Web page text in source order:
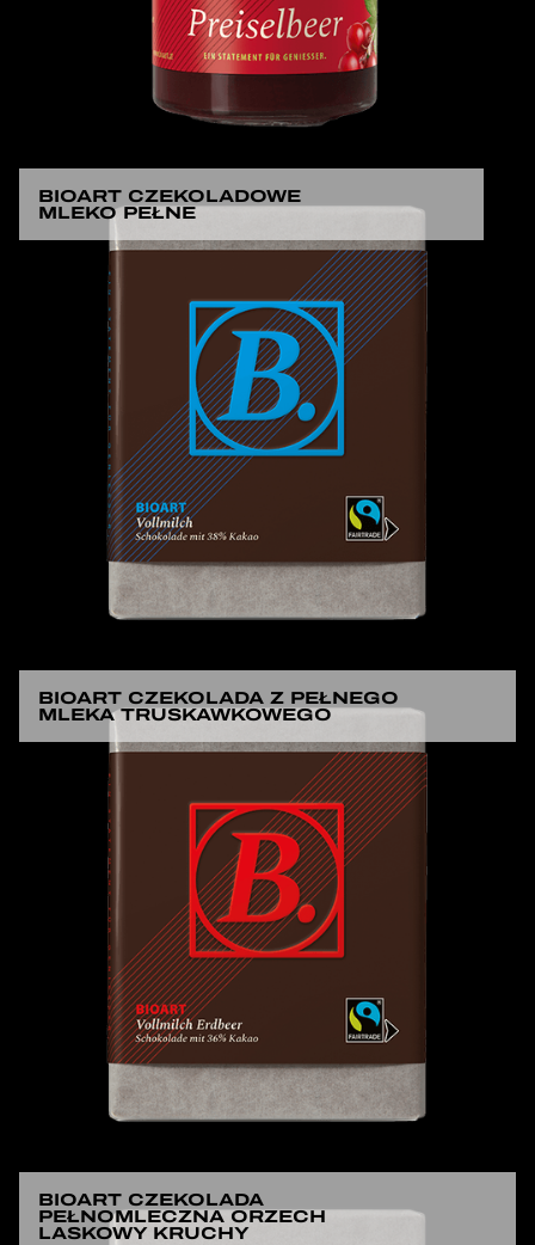
BIOART CZEKOLADOWE
MLEKO PEŁNE
BIOART CZEKOLADA Z PEŁNEGO
MLEKA TRUSKAWKOWEGO
BIOART CZEKOLADA
PEŁNOMLECZNA ORZECH
LASKOWY KRUCHY